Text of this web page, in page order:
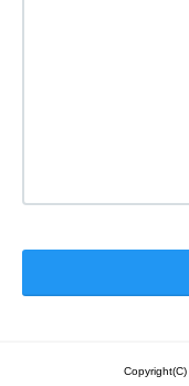
Copyright(C)